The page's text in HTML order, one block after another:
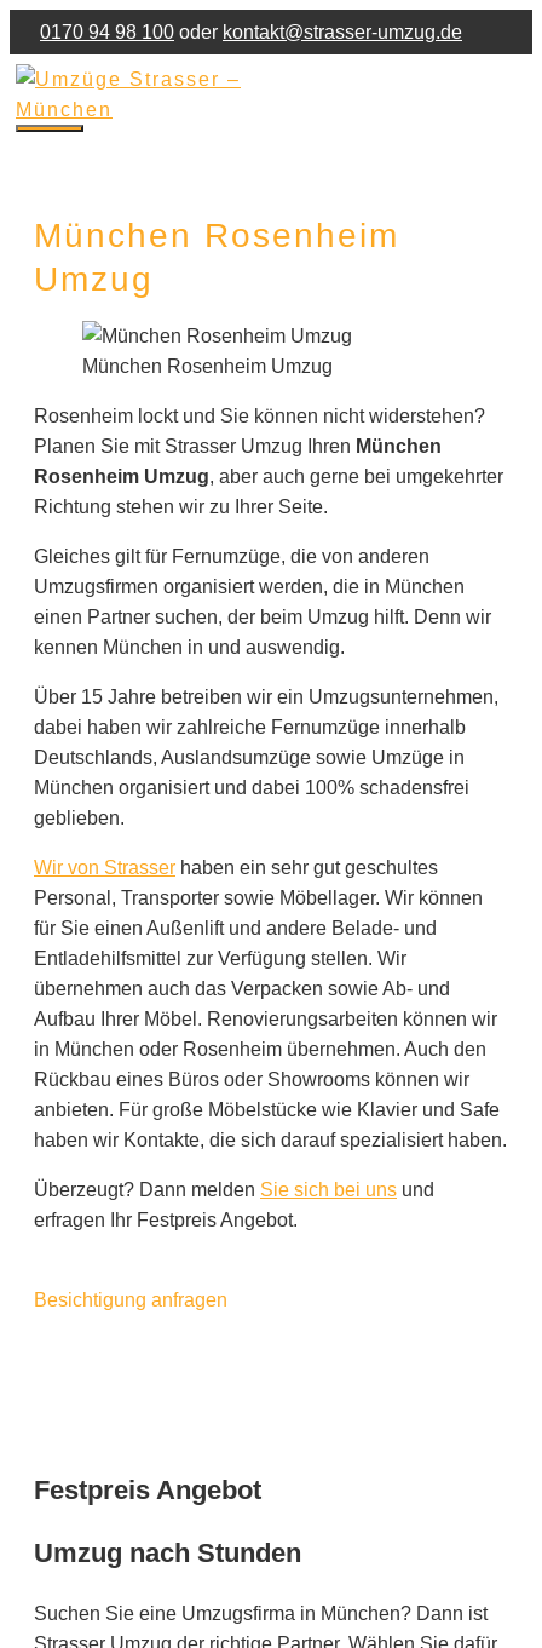
Zum
Inhalt
springen
0170 94 98 100 oder kontakt@strasser-umzug.de
München Rosenheim
Umzug
München Rosenheim Umzug
Rosenheim lockt und Sie können nicht widerstehen?
Planen Sie mit Strasser Umzug Ihren München
Rosenheim Umzug, aber auch gerne bei umgekehrter
Richtung stehen wir zu Ihrer Seite.
Gleiches gilt für Fernumzüge, die von anderen
Umzugsfirmen organisiert werden, die in München
einen Partner suchen, der beim Umzug hilft. Denn wir
kennen München in und auswendig.
Über 15 Jahre betreiben wir ein Umzugsunternehmen,
dabei haben wir zahlreiche Fernumzüge innerhalb
Deutschlands, Auslandsumzüge sowie Umzüge in
München organisiert und dabei 100% schadensfrei
geblieben.
Wir von Strasser haben ein sehr gut geschultes
Personal, Transporter sowie Möbellager. Wir können
für Sie einen Außenlift und andere Belade- und
Entladehilfsmittel zur Verfügung stellen. Wir
übernehmen auch das Verpacken sowie Ab- und
Aufbau Ihrer Möbel. Renovierungsarbeiten können wir
in München oder Rosenheim übernehmen. Auch den
Rückbau eines Büros oder Showrooms können wir
anbieten. Für große Möbelstücke wie Klavier und Safe
haben wir Kontakte, die sich darauf spezialisiert haben.
Überzeugt? Dann melden Sie sich bei uns und
erfragen Ihr Festpreis Angebot.
Besichtigung anfragen
Festpreis Angebot
Umzug nach Stunden
Suchen Sie eine Umzugsfirma in München? Dann ist